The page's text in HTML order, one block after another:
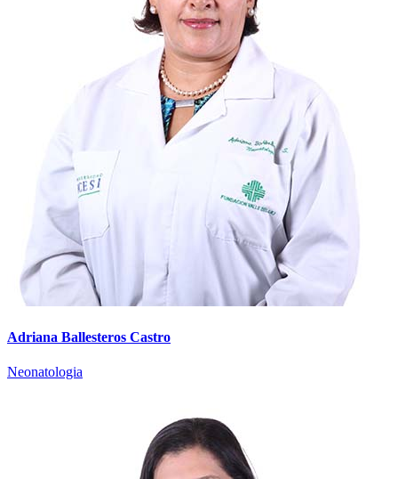
Adriana Ballesteros Castro
Neonatologia